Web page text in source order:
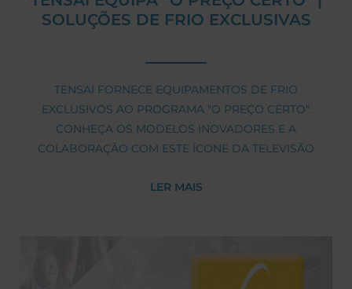
SOLUÇÕES DE FRIO EXCLUSIVAS
TENSAI FORNECE EQUIPAMENTOS DE FRIO
EXCLUSIVOS AO PROGRAMA "O PREÇO CERTO".
CONHEÇA OS MODELOS INOVADORES E A
COLABORAÇÃO COM ESTE ÍCONE DA TELEVISÃO
LER MAIS